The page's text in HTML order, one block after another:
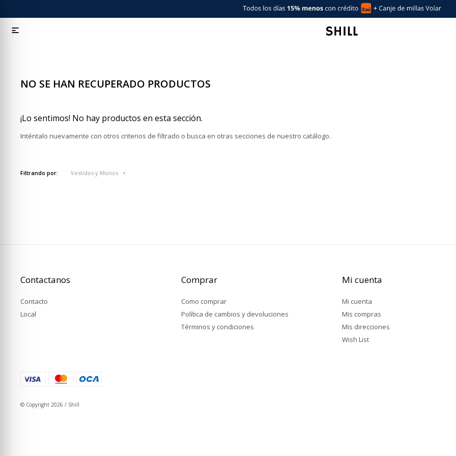

NO SE HAN RECUPERADO PRODUCTOS
¡Lo sentimos! No hay productos en esta sección.
Inténtalo nuevamente con otros criterios de filtrado o busca en otras secciones de nuestro catálogo.
Filtrando por: Vestidos y Monos
Contactanos
Contacto
Local
Comprar
Como comprar
Política de cambios y devoluciones
Términos y condiciones
Mi cuenta
Mi cuenta
Mis compras
Mis direcciones
Wish List
© Copyright 2026 / Shill